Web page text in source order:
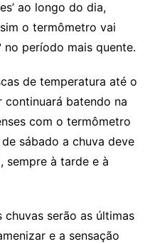
ao longo do dia,
o termômetro vai
no período mais quente.
de temperatura até o
continuará batendo na
com o termômetro
sábado a chuva deve
sempre à tarde e à
chuvas serão as últimas
e a sensação